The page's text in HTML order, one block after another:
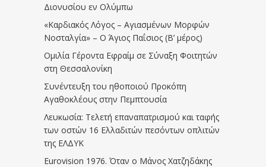
Διονυσίου εν Ολύμπω
«Καρδιακός Λόγος – Αγιασμένων Μορφών
Νοσταλγία» – Ο Άγιος Παΐσιος (Β’ μέρος)
Ομιλία Γέροντα Εφραίμ σε Σύναξη Φοιτητών
στη Θεσσαλονίκη
Συνέντευξη του ηθοποιού Προκόπη
Αγαθοκλέους στην Πεμπτουσία
Λευκωσία: Τελετή επαναπατρισμού και ταφής
των οστών 16 Ελλαδιτών πεσόντων οπλιτών
της ΕΛΔΥΚ
Eurovision 1976. Όταν ο Μάνος Χατζηδάκης